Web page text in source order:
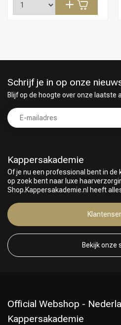
Keuze van onze Kappers
Kappersakademie
Of je nu een professional bent in
op zoek bent naar luxe
Shop.Kappersakademie.nl heeft
Bekijk onze
Schrijf je in op onze
Blijf op de hoogte over onze laatste
Official Webshop -
Kappersakademie